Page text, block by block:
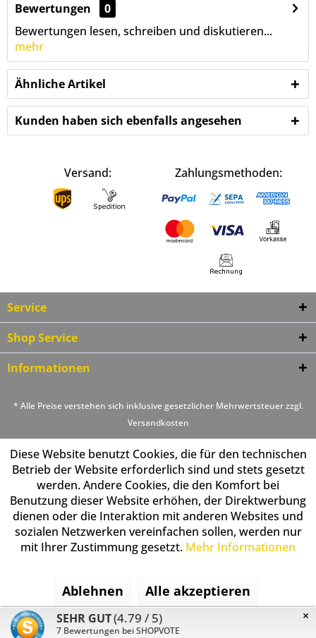
Bewertungen
0
Bewertungen lesen, schreiben und diskutieren...
mehr
Ähnliche Artikel
Kunden haben sich ebenfalls angesehen
Versand: Zahlungsmethoden:
Service
Shop Service
Informationen
* Alle Preise verstehen sich inklusive gesetzlicher Mehrwertsteuer zzgl.
Versandkosten
Diese Website benutzt Cookies, die für den technischen
Betrieb der Website erforderlich sind und stets gesetzt
werden. Andere Cookies, die den Komfort bei
Benutzung dieser Website erhöhen, der Direktwerbung
dienen oder die Interaktion mit anderen Websites und
sozialen Netzwerken vereinfachen sollen, werden nur
mit Ihrer Zustimmung gesetzt. Mehr Informationen
Ablehnen Alle akzeptieren
Konfigurieren
×
SEHR GUT(4.79 / 5)
7 Bewertungen bei SHOPVOTE